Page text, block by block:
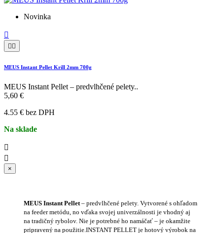
Novinka

 
MEUS Instant Pellet Krill 2mm 700g
MEUS Instant Pellet – predvlhčené pelety..
5,60 €
4.55 € bez DPH
Na sklade


×
MEUS Instant Pellet– predvlhčené pelety. Vytvorené s ohľadom
na feeder metódu, no vďaka svojej univerzálnosti je vhodný aj
na tradičný rybolov. Nie je potrebné ho namáčať – je okamžite
pripravený na použitie.INSTANT PELLET je hotový výrobok na